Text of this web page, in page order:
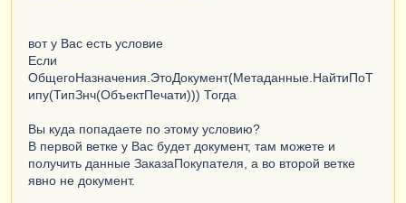
        |    ЗаказПокупателя.Ссылка КАК
Ссылка,
        |    ЗаказПокупателя.Номер КАК Номер,
        |    ЗаказПокупателя.Дата КАК Дата
        |    Документ.ЗаказПокупателя КАК
ЗаказПокупателя
        |ГДЕ
        |    ЗаказПокупателя.Ссылка =
вот у Вас есть условие
Если
ОбщегоНазначения.ЭтоДокумент(Метаданные.НайтиПоТ
ипу(ТипЗнч(ОбъектПечати))) Тогда
Вы куда попадаете по этому условию?
В первой ветке у Вас будет документ, там можете и
получить данные ЗаказаПокупателя, а во второй ветке
явно не документ.